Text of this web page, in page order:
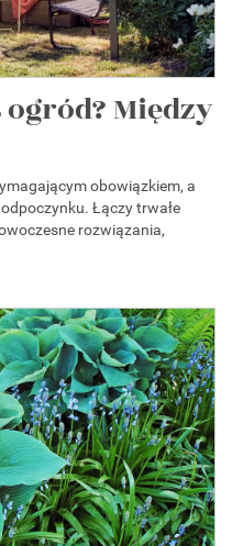
Między
obowiązkiem, a
Łączy trwałe
rozwiązania,